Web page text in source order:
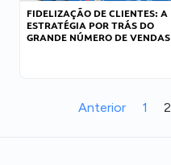
FIDELIZAÇÃO DE CLIENTES: A
ESTRATÉGIA POR TRÁS DO
GRANDE NÚMERO DE VENDAS
Anterior 1 2